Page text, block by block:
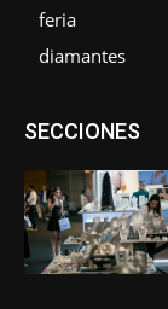
feria
diamantes
SECCIONES
Entrevistas